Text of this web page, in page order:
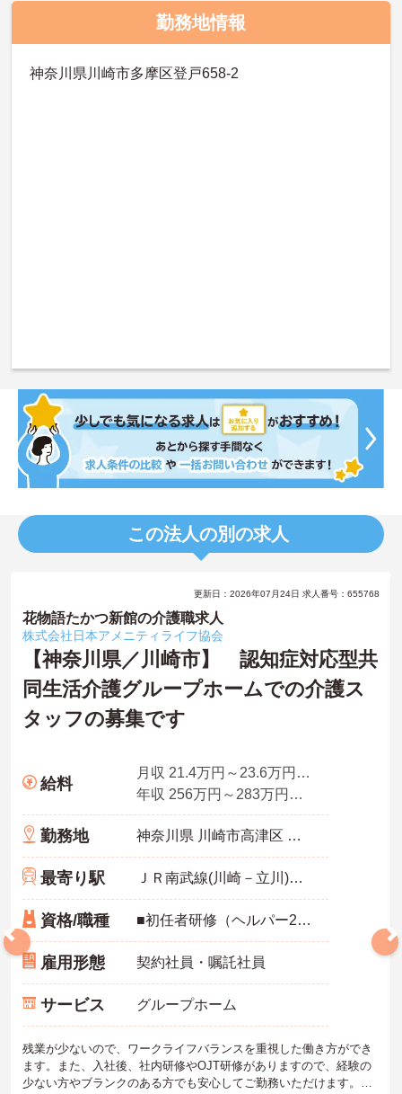
勤務地情報
神奈川県川崎市多摩区登戸658-2
この法人の別の求人
更新日：2026年07月24日 求人番号：655768
花物語たかつ新館の介護職求人
株式会社日本アメニティライフ協会
【神奈川県／川崎市】 認知症対応型共
同生活介護グループホームでの介護ス
タッフの募集です
給料
月収 21.4万円～23.6万円夜勤手当4回分込
年収 256万円～283万円程度
勤務地 神奈川県 川崎市高津区 宇奈根637-6
最寄り駅 ＪＲ南武線(川崎－立川)「久地駅」徒歩12分
資格/職種 ■初任者研修（ヘルパー2級）、実務者研修（ヘルパー1級）、介護福祉士免許 ■介護経験半年以上
雇用形態 契約社員・嘱託社員
サービス グループホーム
残業が少ないので、ワークライフバランスを重視した働き方ができ
ます。また、入社後、社内研修やOJT研修がありますので、経験の
少ない方やブランクのある方でも安心してご勤務いただけます。ご